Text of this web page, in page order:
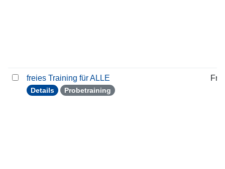
freies Training für ALLE
Details Probetraining